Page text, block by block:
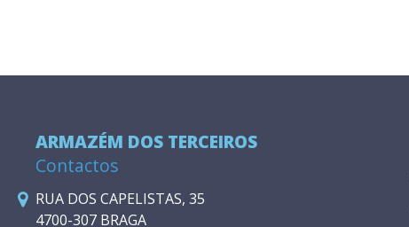
ARMAZÉM DOS TERCEIROS
Contactos
RUA DOS CAPELISTAS, 35
4700-307 BRAGA